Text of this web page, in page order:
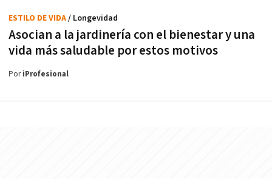
Asocian a la jardinería con el bienestar y una
vida más saludable por estos motivos
ESTILO DE VIDA/ Longevidad
PoriProfesional